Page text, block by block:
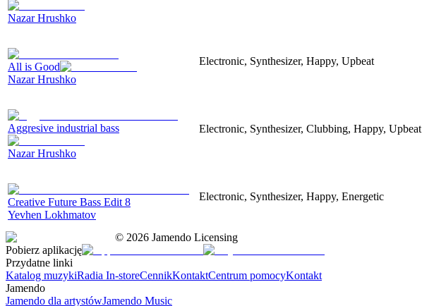
Nazar Hrushko
All is Good
Nazar Hrushko
Electronic, Synthesizer, Happy, Upbeat
Aggresive industrial bass
Nazar Hrushko
Electronic, Synthesizer, Clubbing, Happy, Upbeat
Creative Future Bass Edit 8
Yevhen Lokhmatov
Electronic, Synthesizer, Happy, Energetic
© 2026 Jamendo Licensing
Pobierz aplikację
Przydatne linki
Katalog muzykiRadia In-storeCennikKontaktCentrum pomocyKontakt
Jamendo
Jamendo dla artystówJamendo Music